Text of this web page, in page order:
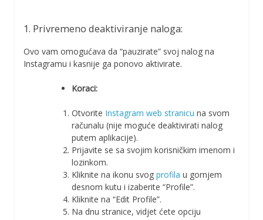
1. Privremeno deaktiviranje naloga:
Ovo vam omogućava da “pauzirate” svoj nalog na
Instagramu i kasnije ga ponovo aktivirate.
Koraci:
Otvorite Instagram web stranicu na svom
računalu (nije moguće deaktivirati nalog
putem aplikacije).
Prijavite se sa svojim korisničkim imenom i
lozinkom.
Kliknite na ikonu svog profila u gornjem
desnom kutu i izaberite “Profile”.
Kliknite na “Edit Profile”.
Na dnu stranice, vidjet ćete opciju